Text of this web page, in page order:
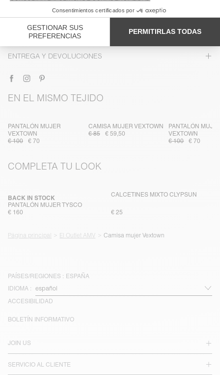
COMPOSICIÓN
CUIDADO
TRAZABILIDAD
ENTREGA Y DEVOLUCIONES
EN EL MISMO TEJIDO
PANTALÓN MUJER
VEXTOWN
€ 100
€ 70
CAMISA MUJER VEXTOWN
€ 85
€ 59,50
PANTALÓN
VEXTOWN
€ 100
€ 70
COMPLETA TU LOOK
PANTALÓN MUJER TYSCO
BACK IN STOCK
€ 160
CALCETINES MIXTO CLYPSUN
€ 25
Página principal El Outlet AMV Camisa mujer Vextown
PAÍSES/REGIONES : ESPAÑA
IDIOMA :
ACCESIBILIDAD
JOIN US
SERVICIO AL CLIENTE
BOLETÍN INFORMATIVO